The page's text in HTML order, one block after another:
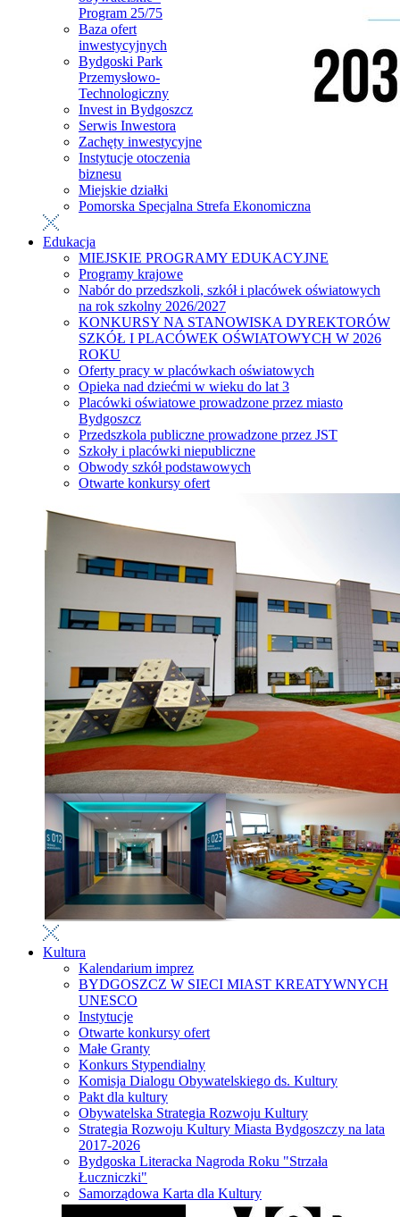
Program 25/75
Baza ofert
inwestycyjnych
Bydgoski Park
Przemysłowo-
Technologiczny
Invest in Bydgoszcz
Serwis Inwestora
Zachęty inwestycyjne
Instytucje otoczenia
biznesu
Miejskie działki
Pomorska Specjalna Strefa Ekonomiczna
Edukacja
MIEJSKIE PROGRAMY EDUKACYJNE
Programy krajowe
Nabór do przedszkoli, szkół i placówek oświatowych
na rok szkolny 2026/2027
KONKURSY NA STANOWISKA DYREKTORÓW
SZKÓŁ I PLACÓWEK OŚWIATOWYCH W 2026
ROKU
Oferty pracy w placówkach oświatowych
Opieka nad dziećmi w wieku do lat 3
Placówki oświatowe prowadzone przez miasto
Bydgoszcz
Przedszkola publiczne prowadzone przez JST
Szkoły i placówki niepubliczne
Obwody szkół podstawowych
Otwarte konkursy ofert
Kultura
Kalendarium imprez
BYDGOSZCZ W SIECI MIAST KREATYWNYCH
UNESCO
Instytucje
Otwarte konkursy ofert
Małe Granty
Konkurs Stypendialny
Komisja Dialogu Obywatelskiego ds. Kultury
Pakt dla kultury
Obywatelska Strategia Rozwoju Kultury
Strategia Rozwoju Kultury Miasta Bydgoszczy na lata
2017-2026
Bydgoska Literacka Nagroda Roku "Strzała
Łuczniczki"
Samorządowa Karta dla Kultury